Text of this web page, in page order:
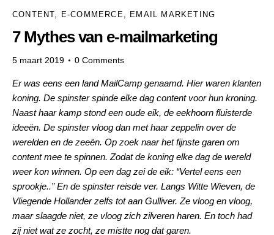
CONTENT E-COMMERCE EMAIL MARKETING
7 Mythes van e-mailmarketing
5 maart 2019 0 Comments
Er was eens een land MailCamp genaamd. Hier waren klanten
koning. De spinster spinde elke dag content voor hun kroning.
Naast haar kamp stond een oude eik, de eekhoorn fluisterde
ideeën. De spinster vloog dan met haar zeppelin over de
werelden en de zeeën. Op zoek naar het fijnste garen om
content mee te spinnen. Zodat de koning elke dag de wereld
weer kon winnen. Op een dag zei de eik: “Vertel eens een
sprookje..” En de spinster reisde ver. Langs Witte Wieven, de
Vliegende Hollander zelfs tot aan Gulliver. Ze vloog en vloog,
maar slaagde niet, ze vloog zich zilveren haren. En toch had
zij niet wat ze zocht, ze mistte nog dat garen.